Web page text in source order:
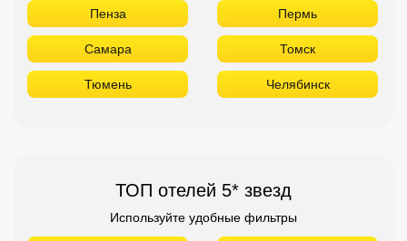
Пенза Пермь
Самара Томск
Тюмень Челябинск
ТОП отелей 5* звезд
Используйте удобные фильтры